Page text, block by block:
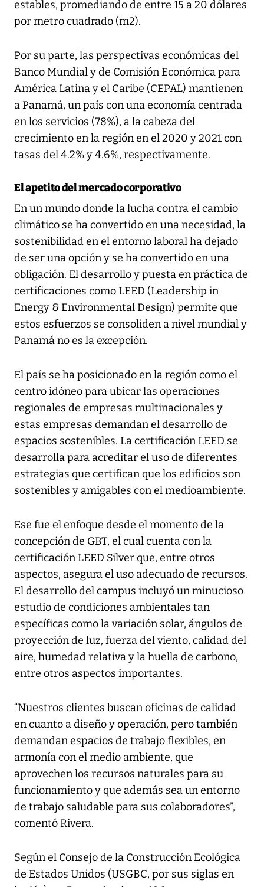
estables, promediando de entre 15 a 20 dólares
por metro cuadrado (m2).
Por su parte, las perspectivas económicas del
Banco Mundial y de Comisión Económica para
América Latina y el Caribe (CEPAL) mantienen
a Panamá, un país con una economía centrada
en los servicios (78%), a la cabeza del
crecimiento en la región en el 2020 y 2021 con
tasas del 4.2% y 4.6%, respectivamente.
El apetito del mercado corporativo
En un mundo donde la lucha contra el cambio
climático se ha convertido en una necesidad, la
sostenibilidad en el entorno laboral ha dejado
de ser una opción y se ha convertido en una
obligación. El desarrollo y puesta en práctica de
certificaciones como LEED (Leadership in
Energy & Environmental Design) permite que
estos esfuerzos se consoliden a nivel mundial y
Panamá no es la excepción.
El país se ha posicionado en la región como el
centro idóneo para ubicar las operaciones
regionales de empresas multinacionales y
estas empresas demandan el desarrollo de
espacios sostenibles. La certificación LEED se
desarrolla para acreditar el uso de diferentes
estrategias que certifican que los edificios son
sostenibles y amigables con el medioambiente.
Ese fue el enfoque desde el momento de la
concepción de GBT, el cual cuenta con la
certificación LEED Silver que, entre otros
aspectos, asegura el uso adecuado de recursos.
El desarrollo del campus incluyó un minucioso
estudio de condiciones ambientales tan
específicas como la variación solar, ángulos de
proyección de luz, fuerza del viento, calidad del
aire, humedad relativa y la huella de carbono,
entre otros aspectos importantes.
“Nuestros clientes buscan oficinas de calidad
en cuanto a diseño y operación, pero también
demandan espacios de trabajo flexibles, en
armonía con el medio ambiente, que
aprovechen los recursos naturales para su
funcionamiento y que además sea un entorno
de trabajo saludable para sus colaboradores”,
comentó Rivera.
Según el Consejo de la Construcción Ecológica
de Estados Unidos (USGBC, por sus siglas en